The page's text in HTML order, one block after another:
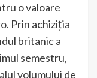
o valoare
Prin achiziția
britanic a
semestru,
volumului de